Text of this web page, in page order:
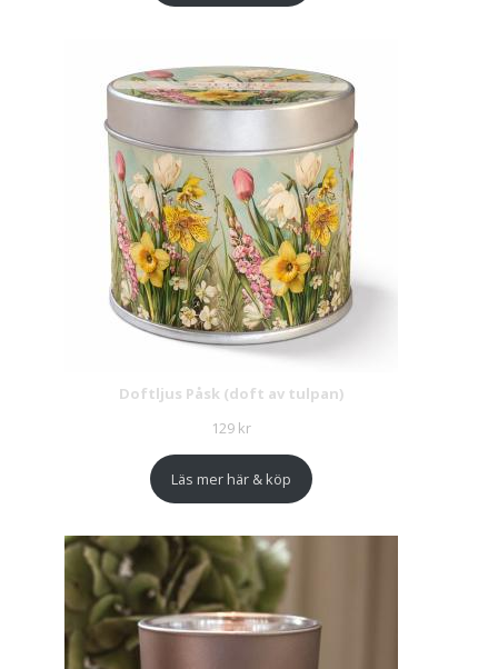
Doftljus Påsk (doft av tulpan)
129 kr
Läs mer här & köp